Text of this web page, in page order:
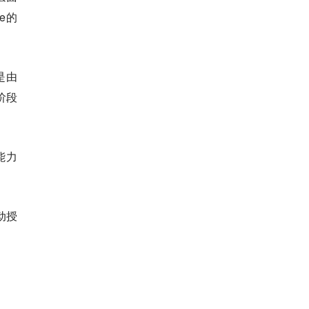
的
由
段
力
授